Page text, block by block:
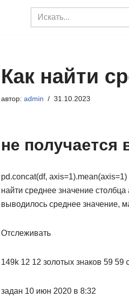
Как найти
автор: admin 31.10.2023
не получается
pd.concat(df, axis=1).mean(axis=1)
найти среднее значение
выводилось среднее значение,
Отслеживать
149k 12 12 золотых знаков 59 59
задан 10 июн 2020 в 8:32